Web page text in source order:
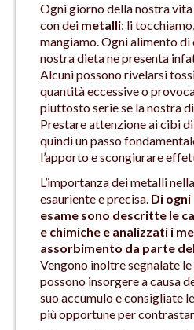
Ogni giorno della nostra
con dei metalli: li
mangiamo. Ogni alimento di
nostra dieta ne presenta
Alcuni possono rivelarsi
quantità eccessive o
piuttosto serie se la nostra
Prestare attenzione ai cibi
quindi un passo
l’apporto e scongiurare
L’importanza dei metalli
esauriente e precisa. Di
esame sono descritte le
e chimiche e analizzati i
assorbimento da parte
Vengono inoltre segnalate
possono insorgere a causa
suo accumulo e consigliate
più opportune per